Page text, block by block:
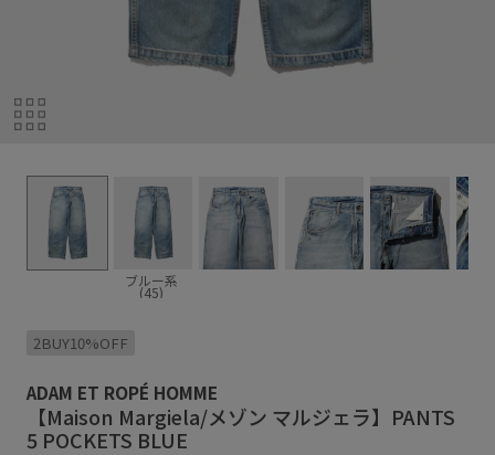
ブルー系
(45)
2BUY10%OFF
ADAM ET ROPÉ HOMME
【Maison Margiela/メゾン マルジェラ】PANTS
5 POCKETS BLUE